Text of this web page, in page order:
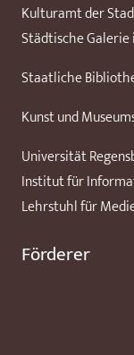
Kulturamt der
Städtische
Staatliche
Kunst und
Universität
Institut für
Lehrstuhl für
Förderer